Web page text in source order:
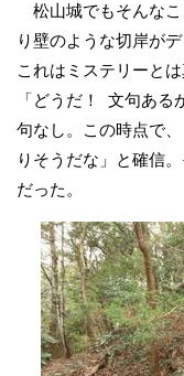
松山城でもそんなこ
り壁のような切岸が
これはミステリーと
「どうだ！ 文句ある
句なし。この時点で
りそうだな」と確信
だった。